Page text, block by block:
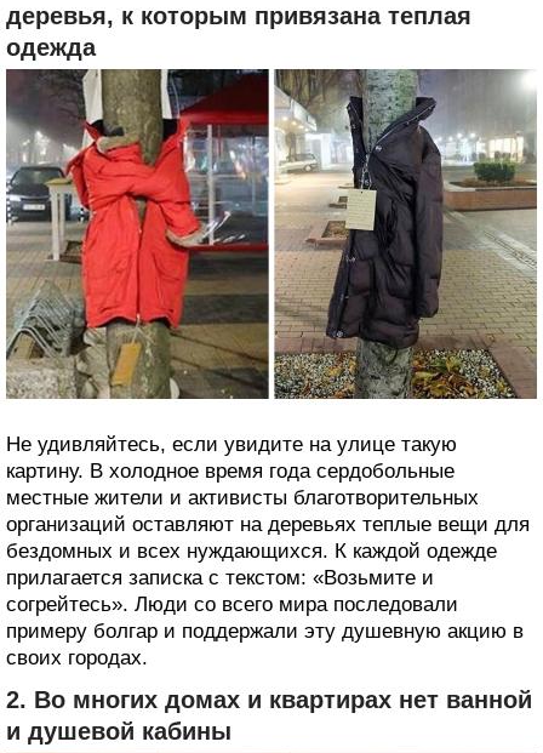
деревья, к которым привязана теплая
одежда
Не удивляйтесь, если увидите на улице такую
картину. В холодное время года сердобольные
местные жители и активисты благотворительных
организаций оставляют на деревьях теплые вещи для
бездомных и всех нуждающихся. К каждой одежде
прилагается записка с текстом: «Возьмите и
согрейтесь». Люди со всего мира последовали
примеру болгар и поддержали эту душевную акцию в
своих городах.
2. Во многих домах и квартирах нет ванной
и душевой кабины